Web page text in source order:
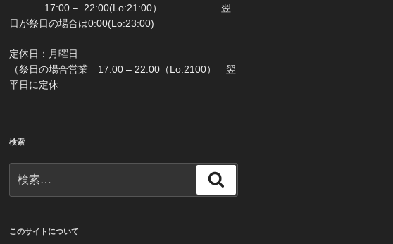
17:00 – 22:00(Lo:21:00） 翌
日が祭日の場合は0:00(Lo:23:00)
定休日：月曜日
（祭日の場合営業 17:00 – 22:00（Lo:2100） 翌
平日に定休
検索
索:
索
このサイトについて